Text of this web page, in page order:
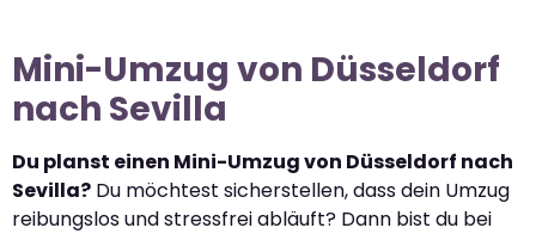
Mini-Umzug von Düsseldorf
nach Sevilla
Du planst einen Mini-Umzug von Düsseldorf nach
Sevilla? Du möchtest sicherstellen, dass dein Umzug
reibungslos und stressfrei abläuft? Dann bist du bei